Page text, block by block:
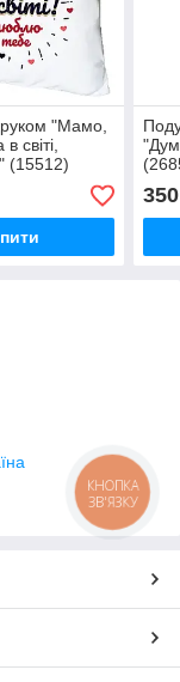
"Мамо,
світі,
(15512)
350
КНОПКА
ЗВ'ЯЗКУ